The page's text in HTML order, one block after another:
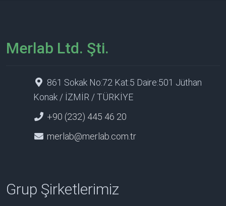
Merlab Ltd. Şti.
861 Sokak No:72 Kat:5 Daire:501 Jüthan
Konak / İZMİR / TÜRKİYE
+90 (232) 445 46 20
merlab@merlab.com.tr
Grup Şirketlerimiz